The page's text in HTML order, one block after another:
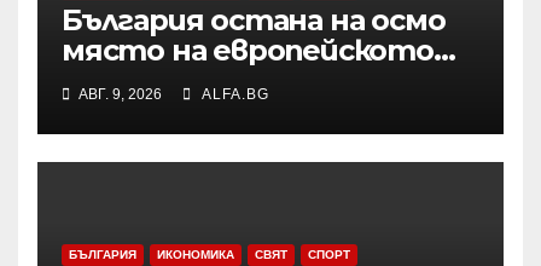
България остана на осмо
място на европейското
първенство по баскетбол
за девойки до 18 години в
Дивизия „В“
АВГ. 9, 2026 ALFA.BG
БЪЛГАРИЯ ИКОНОМИКА СВЯТ СПОРТ